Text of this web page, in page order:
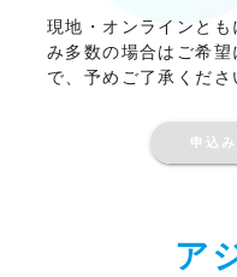
現地・オンラインと
み多数の場合はご希
で、予めご了承くださ
申込
ア